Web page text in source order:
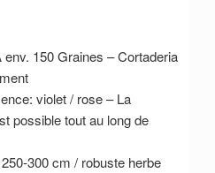
150 Graines – Cortaderia
violet / rose – La
possible tout au long de
300 cm / robuste herbe